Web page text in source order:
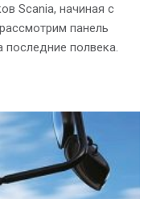
Scania, начиная с
панель
последние полвека.